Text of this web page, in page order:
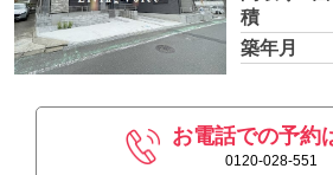
積
築年月
お電話での予約
0120-028-551